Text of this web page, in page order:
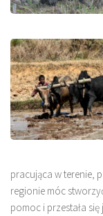
pracująca w terenie,
regionie móc
pomoc i przestała